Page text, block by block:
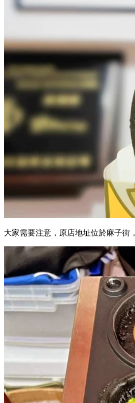
大家需要注意，原店地址位於麻子街